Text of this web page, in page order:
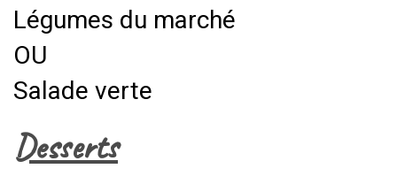
Légumes du marché
OU
Salade verte
Desserts